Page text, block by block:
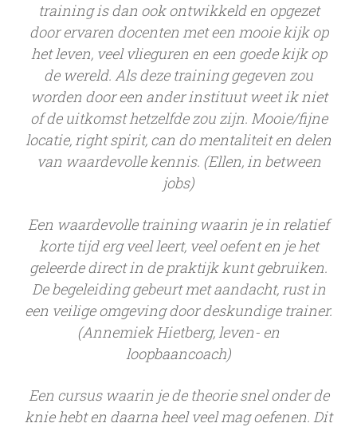
training is dan ook ontwikkeld en opgezet
door ervaren docenten met een mooie kijk op
het leven, veel vlieguren en een goede kijk op
de wereld. Als deze training gegeven zou
worden door een ander instituut weet ik niet
of de uitkomst hetzelfde zou zijn. Mooie/fijne
locatie, right spirit, can do mentaliteit en delen
van waardevolle kennis. (Ellen, in between
jobs)
Een waardevolle training waarin je in relatief
korte tijd erg veel leert, veel oefent en je het
geleerde direct in de praktijk kunt gebruiken.
De begeleiding gebeurt met aandacht, rust in
een veilige omgeving door deskundige trainer.
(Annemiek Hietberg, leven- en
loopbaancoach)
Een cursus waarin je de theorie snel onder de
knie hebt en daarna heel veel mag oefenen. Dit